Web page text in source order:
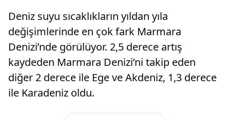
Deniz suyu sıcaklıkların yıldan yıla
değişimlerinde en çok fark Marmara
Denizi’nde görülüyor. 2,5 derece artış
kaydeden Marmara Denizi’ni takip eden
diğer 2 derece ile Ege ve Akdeniz, 1,3 derece
ile Karadeniz oldu.